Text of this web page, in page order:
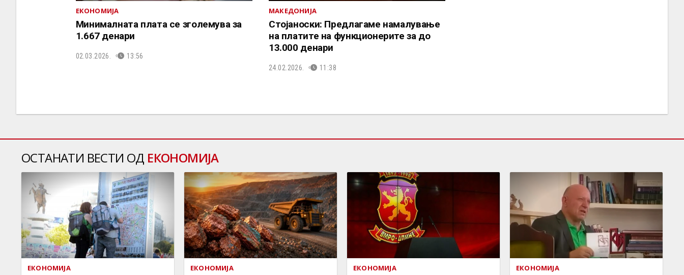
ЕКОНОМИЈА
Минималната плата се зголемува за
1.667 денари
02.03.2026. 13:56
МАКЕДОНИЈА
Стојаноски: Предлагаме намалување
на платите на функционерите за до
13.000 денари
24.02.2026. 11:38
ОСТАНАТИ ВЕСТИ ОД ЕКОНОМИЈА
ЕКОНОМИЈА ЕКОНОМИЈА ЕКОНОМИЈА ЕКОНОМИЈА